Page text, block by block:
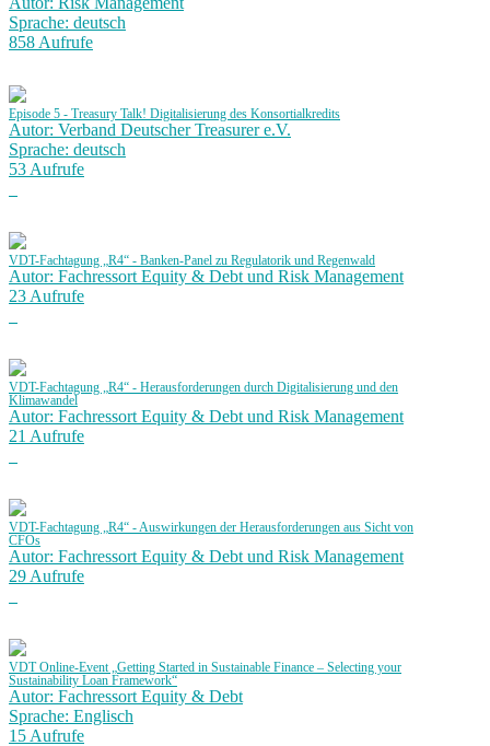
Sprache: deutsch
858 Aufrufe
Episode 5 - Treasury Talk! Digitalisierung des Konsortialkredits
Autor: Verband Deutscher Treasurer e.V.
Sprache: deutsch
53 Aufrufe
VDT-Fachtagung „R4“ - Banken-Panel zu Regulatorik und Regenwald
Autor: Fachressort Equity & Debt und Risk Management
23 Aufrufe
VDT-Fachtagung „R4“ - Herausforderungen durch Digitalisierung und den
Klimawandel
Autor: Fachressort Equity & Debt und Risk Management
21 Aufrufe
VDT-Fachtagung „R4“ - Auswirkungen der Herausforderungen aus Sicht von
CFOs
Autor: Fachressort Equity & Debt und Risk Management
29 Aufrufe
VDT Online-Event „Getting Started in Sustainable Finance – Selecting your
Sustainability Loan Framework“
Autor: Fachressort Equity & Debt
Sprache: Englisch
15 Aufrufe